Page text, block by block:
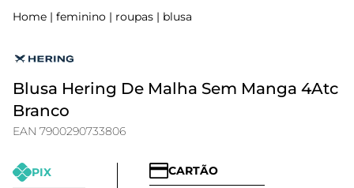
Home | feminino | roupas | blusa
Blusa Hering De Malha Sem Manga 4Atc
Branco
EAN 7900290733806
PIX CARTÃO